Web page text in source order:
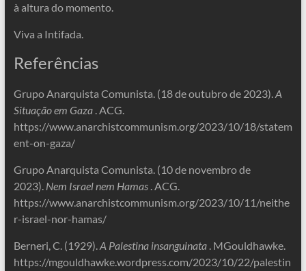
à altura do momento.
Viva a Intifada.
Referências
Grupo Anarquista Comunista. (18 de outubro de 2023).A
Situação em Gaza. ACG.
https://www.anarchistcommunism.org/2023/10/18/statem
ent-on-gaza/
Grupo Anarquista Comunista. (10 de novembro de
2023). Nem Israel nem Hamas. ACG.
https://www.anarchistcommunism.org/2023/10/11/neithe
r-israel-nor-hamas/
Berneri, C. (1929).A Palestina insanguinata. MGouldhawke.
https://mgouldhawke.wordpress.com/2023/10/22/palestin